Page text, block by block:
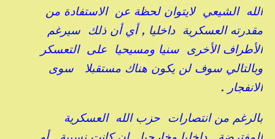
الله الشيعي لايتوان لحظة عن الاستفادة من
مقدرته العسكرية داخليا , أي أن ذلك سيرغم
الأطراف الأخرى سنيا ومسيحيا على التعسكر
وبالتالي سوف لن يكون هناك مستقبلا سوى
الانفجار .
بالرغم من انتصارات حزب الله العسكرية